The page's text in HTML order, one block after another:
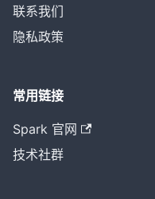
联系我们
隐私政策
常用链接
Spark 官网
技术社群